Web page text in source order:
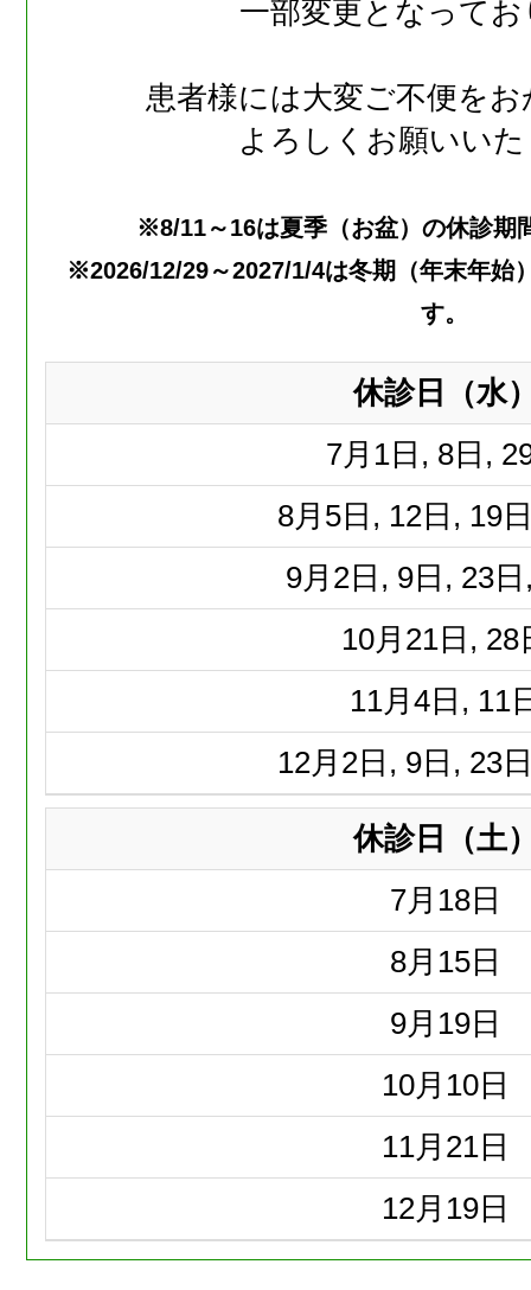
一部変更となって
患者様には大変ご不便を
よろしくお願いい
※8/11～16は夏季（お盆）の休診期
※2026/12/29～2027/1/4は冬期（年末年始
す。
休診日（水
7月 1日, 8日,
8月 5日, 12日, 19
9月 2日, 9日, 23
10月 21日, 28
11月 4日, 11
12月 2日, 9日, 23
休診日（土
7月 18日
8月 15日
9月 19日
10月 10日
11月 21日
12月 19日